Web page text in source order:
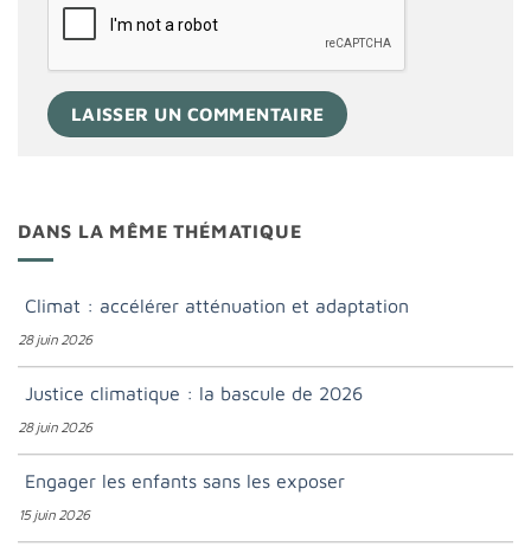
DANS LA MÊME THÉMATIQUE
Climat : accélérer atténuation et adaptation
28 juin 2026
Justice climatique : la bascule de 2026
28 juin 2026
Engager les enfants sans les exposer
15 juin 2026